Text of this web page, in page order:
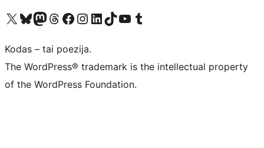
Visit our X (formerly Twitter) account
Apsilankykite mūsų Bluesky paskyroje
Visit our Mastodon account
Apsilankykite mūsų Threads paskyroje
Visit our Facebook page
Visit our Instagram account
Visit our LinkedIn account
Apsilankykite mūsų TikTok paskyroje
Visit our YouTube channel
Apsilankykite mūsų Tumblr paskyroje
Kodas – tai poezija.
The WordPress® trademark is the intellectual property
of the WordPress Foundation.